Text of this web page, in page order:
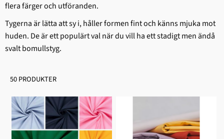
flera färger och utföranden.
Tygerna är lätta att sy i, håller formen fint och känns mjuka mot
huden. De är ett populärt val när du vill ha ett stadigt men ändå
svalt bomullstyg.
50 PRODUKTER